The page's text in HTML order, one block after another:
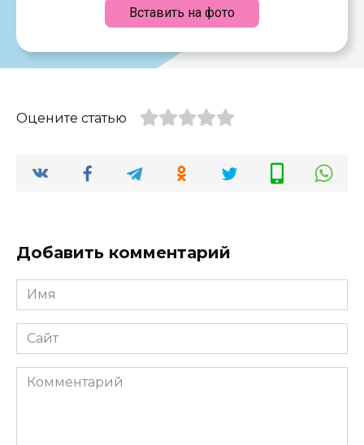
Вставить на фото
Оцените статью
Добавить комментарий
Имя
*
Сайт
Комментарий